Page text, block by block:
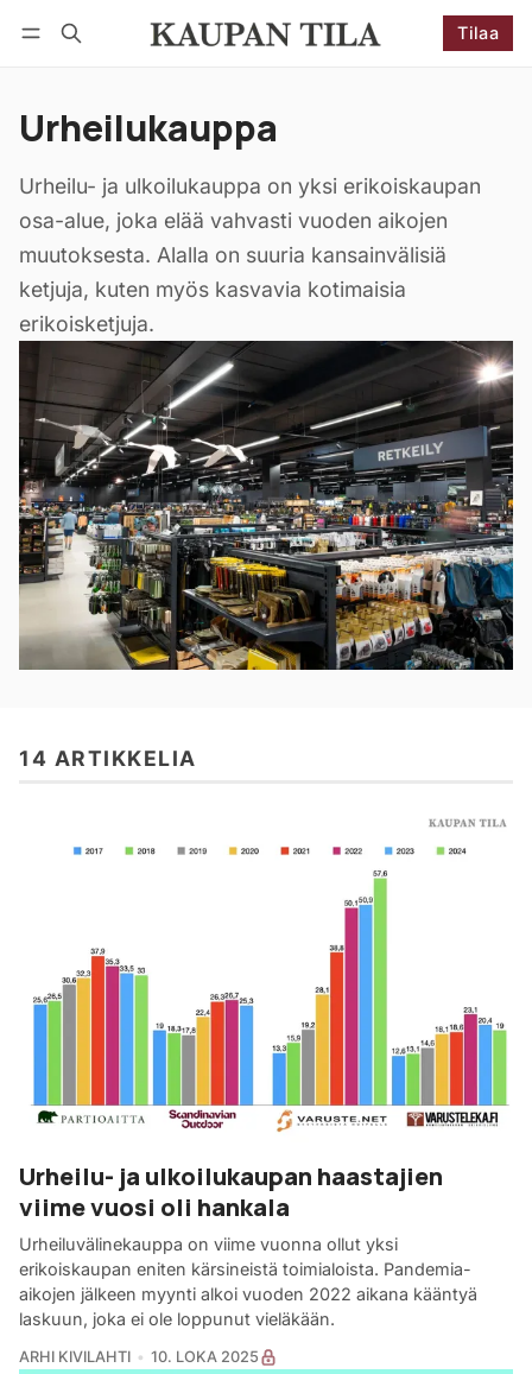
Tilaa
Urheilukauppa
Urheilu- ja ulkoilukauppa on yksi erikoiskaupan
osa-alue, joka elää vahvasti vuoden aikojen
muutoksesta. Alalla on suuria kansainvälisiä
ketjuja, kuten myös kasvavia kotimaisia
erikoisketjuja.
14 ARTIKKELIA
Urheilu- ja ulkoilukaupan haastajien
viime vuosi oli hankala
Urheiluvälinekauppa on viime vuonna ollut yksi
erikoiskaupan eniten kärsineistä toimialoista. Pandemia-
aikojen jälkeen myynti alkoi vuoden 2022 aikana kääntyä
laskuun, joka ei ole loppunut vieläkään.
ARHI KIVILAHTI 10. LOKA 2025